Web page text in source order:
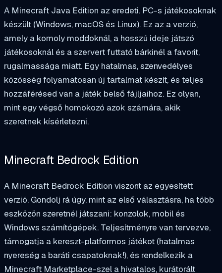
A Minecraft Java Edition az eredeti. PC-s játékosoknak
készült (Windows, macOS és Linux). Ez az a verzió,
amely a komoly moddoknál, a hosszú ideje játszó
játékosoknál és a szervert futtató bárkinél a favorit,
rugalmassága miatt. Egy hatalmas, szenvedélyes
közösség folyamatosan új tartalmat készít, és teljes
hozzáférésed van a játék belső fájljaihoz. Ez olyan,
mint egy végső homokozó azok számára, akik
szeretnek kísérletezni.
Minecraft Bedrock Edition
A Minecraft Bedrock Edition viszont az egyesített
verzió. Gondolj rá úgy, mint az első választásra, ha több
eszközön szeretnél játszani: konzolok, mobil és
Windows számítógépek. Teljesítményre van tervezve,
támogatja a kereszt-platformos játékot (hatalmas
nyereség a baráti csapatoknak!), és rendelkezik a
Minecraft Marketplace-szel a hivatalos, kurátorált